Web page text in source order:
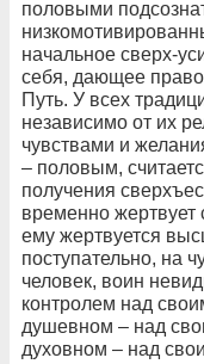
половыми
начальное сверх-
себя, дающее
Путь. У всех
независимо от их
чувствами и
– половым,
получения
временно
ему жертвуется
поступательно, на
человек, воин
контролем над
душевном – над
духовном – над